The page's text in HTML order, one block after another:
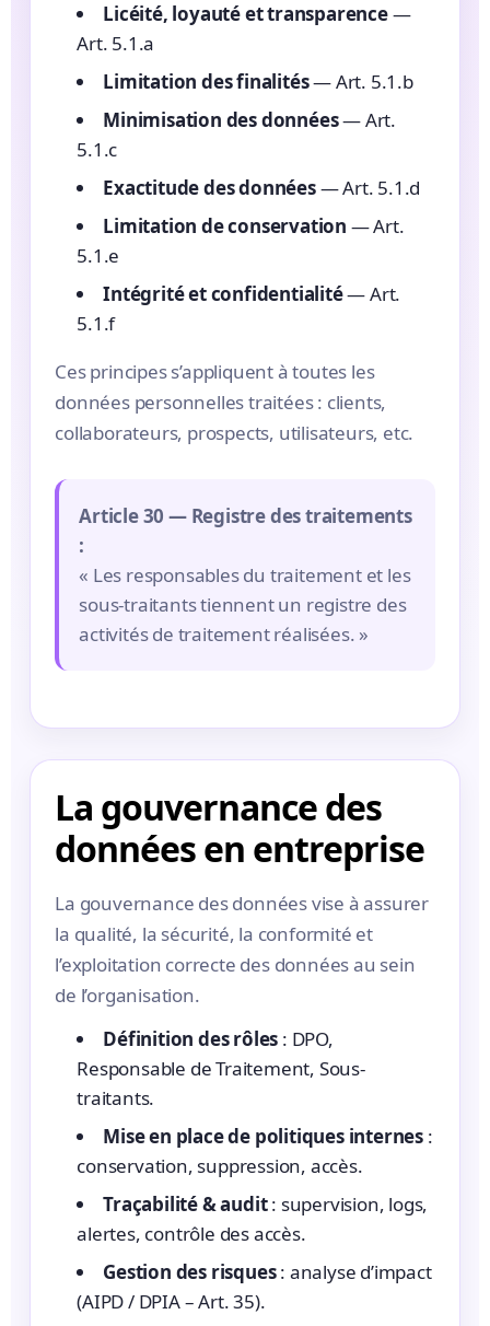
Licéité, loyauté et transparence—
Art. 5.1.a
Limitation des finalités— Art. 5.1.b
Minimisation des données— Art.
5.1.c
Exactitude des données— Art. 5.1.d
Limitation de conservation — Art.
5.1.e
Intégrité et confidentialité— Art.
5.1.f
Ces principes s’appliquent à toutes les
données personnelles traitées : clients,
collaborateurs, prospects, utilisateurs, etc.
Article 30 — Registre des traitements
:
« Les responsables du traitement et les
sous-traitants tiennent un registre des
activités de traitement réalisées. »
La gouvernance des
données en entreprise
La gouvernance des données vise à assurer
la qualité, la sécurité, la conformité et
l’exploitation correcte des données au sein
de l’organisation.
Définition des rôles : DPO,
Responsable de Traitement, Sous-
traitants.
Mise en place de politiques internes:
conservation, suppression, accès.
Traçabilité & audit: supervision, logs,
alertes, contrôle des accès.
Gestion des risques: analyse d’impact
(AIPD / DPIA – Art. 35).